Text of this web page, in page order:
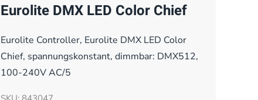
Eurolite DMX LED Color Chief
Eurolite Controller, Eurolite DMX LED Color
Chief, spannungskonstant, dimmbar: DMX512,
100-240V AC/5